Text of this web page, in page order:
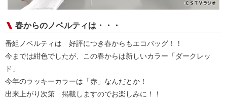
春からのノベルティは・・・
番組ノベルティは 好評につき春からもエコバッグ！！
今までは紺色でしたが、この春からは新しいカラー「ダークレッ
ド」
今年のラッキーカラーは「赤」なんだとか！
出来上がり次第 掲載しますのでお楽しみに！！